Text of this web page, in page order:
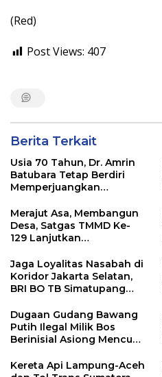
(Red)
Post Views: 407
Berita Terkait
Usia 70 Tahun, Dr. Amrin
Batubara Tetap Berdiri
Memperjuangkan
Merajut Asa, Membangun
Desa, Satgas TMMD Ke-
129 Lanjutkan
Jaga Loyalitas Nasabah di
Koridor Jakarta Selatan,
BRI BO TB Simatupang
Dugaan Gudang Bawang
Putih Ilegal Milik Bos
Berinisial Asiong Mencuat,
Didesak Bertindak
Kereta Api Lampung-Aceh